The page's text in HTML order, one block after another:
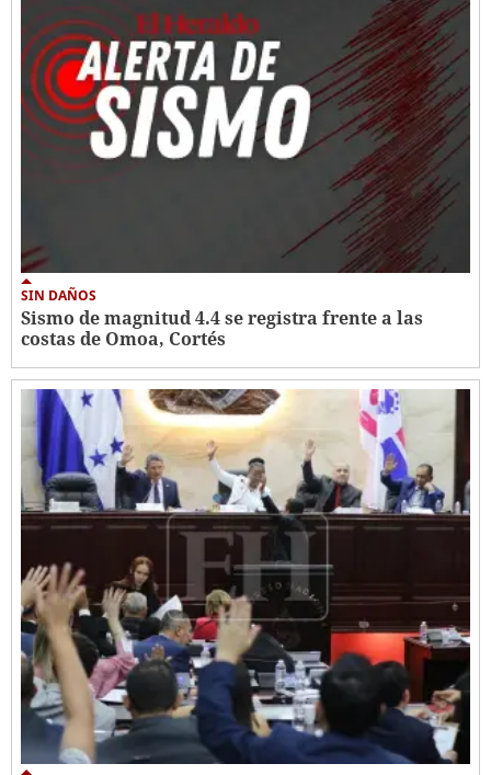
SIN DAÑOS
Sismo de magnitud 4.4 se registra frente a las
costas de Omoa, Cortés